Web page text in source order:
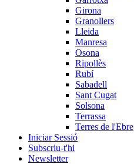
Girona
Granollers
Lleida
Manresa
Osona
Ripollès
Rubí
Sabadell
Sant Cugat
Solsona
Terrassa
Terres de l'Ebre
Iniciar Sessió
Subscriu-t'hi
Newsletter